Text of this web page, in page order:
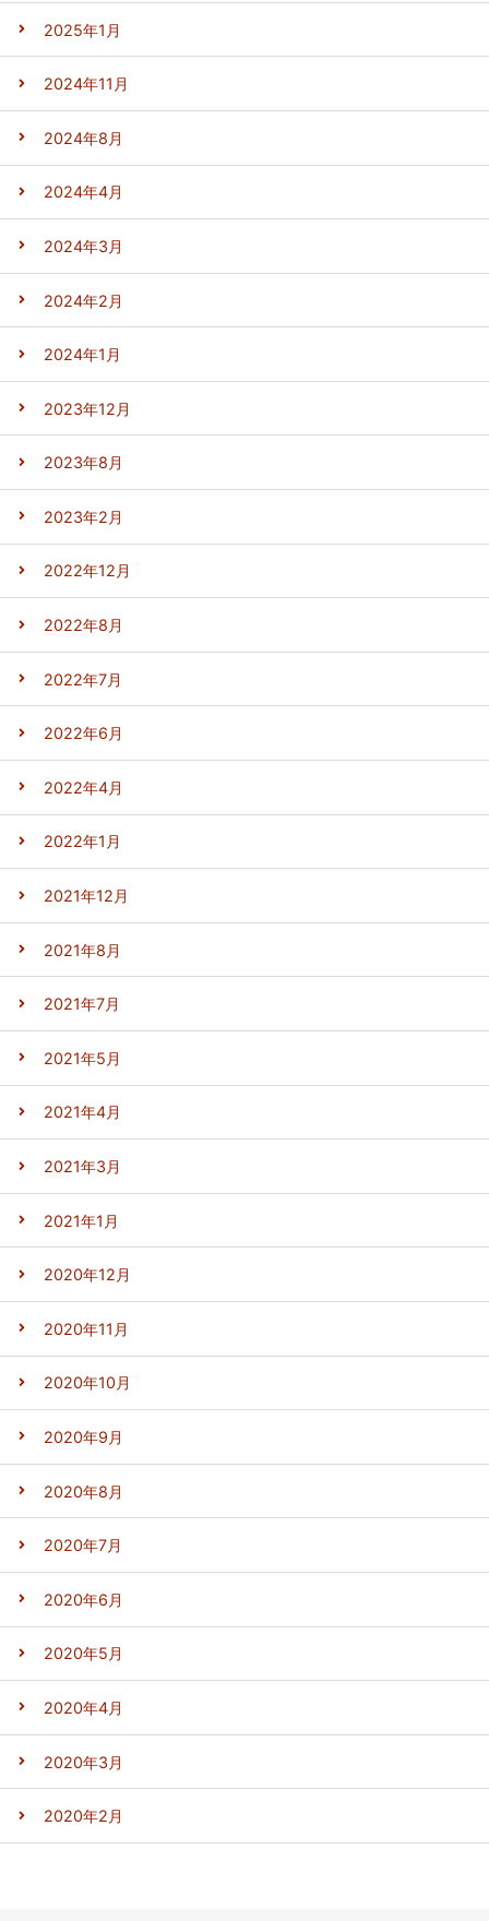
2025年1月
2024年11月
2024年8月
2024年4月
2024年3月
2024年2月
2024年1月
2023年12月
2023年8月
2023年2月
2022年12月
2022年8月
2022年7月
2022年6月
2022年4月
2022年1月
2021年12月
2021年8月
2021年7月
2021年5月
2021年4月
2021年3月
2021年1月
2020年12月
2020年11月
2020年10月
2020年9月
2020年8月
2020年7月
2020年6月
2020年5月
2020年4月
2020年3月
2020年2月